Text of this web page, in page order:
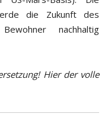
die Zukunft des
nachhaltig
Hier der volle